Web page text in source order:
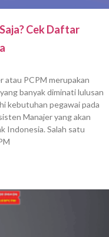
Cek Daftar
atau PCPM merupakan
banyak diminati lulusan
kebutuhan pegawai pada
Manajer yang akan
Indonesia. Salah satu